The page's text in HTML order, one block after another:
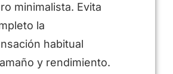
minimalista. Evita
la
habitual
y rendimiento.